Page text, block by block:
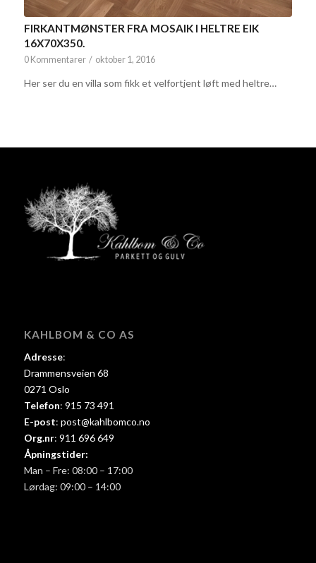
FIRKANTMØNSTER FRA MOSAIK I HELTRE EIK
16X70X350.
0 Kommentarer / oktober 1, 2016
Her ser du en villa som fikk et velfortjent løft med heltre…
KAHLBOM & CO AS
Adresse:
Drammensveien 68
0271 Oslo
Telefon: 915 73 491
E-post: post@kahlbomco.no
Org.nr: 911 696 649
Åpningstider:
Man – Fre: 08:00 – 17:00
Lørdag: 09:00 – 14:00